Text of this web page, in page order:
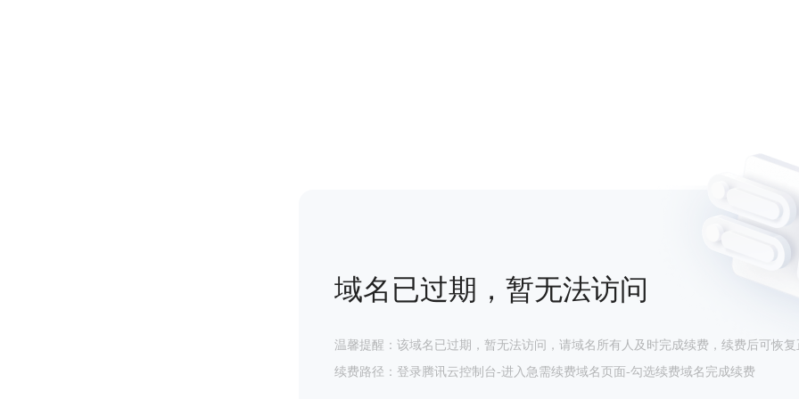
域名已过期，暂无法访问
温馨提醒：该域名已过期，暂无法访问，请域名所有人及时完成续费，续费后可恢复
续费路径：登录腾讯云控制台-进入急需续费域名页面-勾选续费域名完成续费